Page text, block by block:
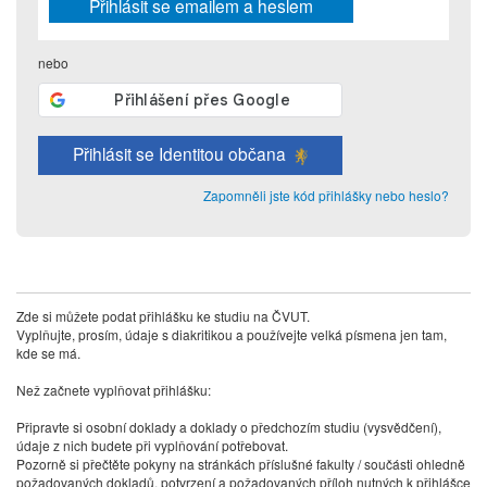
ANALYTICKÉ
Slouží pro získávání anonymizovaných
statistických údajů, které nám pomáhají
vylepšovat naše aplikace. Zpravidla jde o
cookies systémů třetích stran, které k
těmto účelům využíváme.
Využívané za účelem zobrazení
správných nabídek a cílení obsahu podle
Vašich preferencí. Zpravidla jde o
cookies systémů třetích stran, které nám
s analýzou uživatelského chování
OSTATNÍ
Přihlásit se emailem a heslem
nebo
Přihlásit se Identitou občana
Zapomněli jste kód přihlášky nebo heslo?
Zde si můžete podat přihlášku ke studiu na ČVUT.
Vyplňujte, prosím, údaje s diakritikou a používejte velká písmena jen tam,
kde se má.
Než začnete vyplňovat přihlášku:
Připravte si osobní doklady a doklady o předchozím studiu (vysvědčení),
údaje z nich budete při vyplňování potřebovat.
Pozorně si přečtěte pokyny na stránkách příslušné fakulty / součásti ohledně
požadovaných dokladů, potvrzení a požadovaných příloh nutných k přihlášce